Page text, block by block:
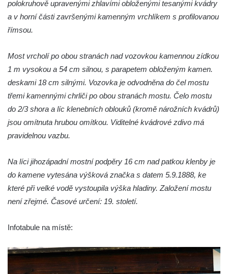
polokruhově upravenými zhlavími obloženými tesanými kvádry
a v horní části završenými kamenným vrchlíkem s profilovanou
římsou.
Most vrcholí po obou stranách nad vozovkou kamennou zídkou
1 m vysokou a 54 cm silnou, s parapetem obloženým kamen.
deskami 18 cm silnými. Vozovka je odvodněna do čel mostu
třemi kamennými chrliči po obou stranách mostu. Čelo mostu
do 2/3 shora a líc klenebních oblouků (kromě nárožních kvádrů)
jsou omítnuta hrubou omítkou. Viditelné kvádrové zdivo má
pravidelnou vazbu.
Na líci jihozápadní mostní podpěry 16 cm nad patkou klenby je
do kamene vytesána výšková značka s datem 5.9.1888, ke
které při velké vodě vystoupila výška hladiny. Založení mostu
není zřejmé. Časové určení: 19. století.
Infotabule na místě: